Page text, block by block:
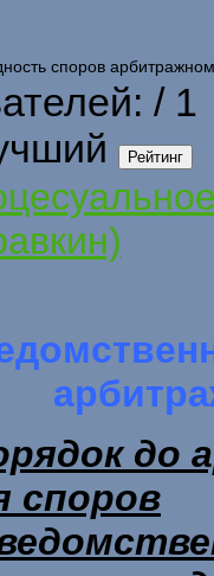
споров
/ 1
до
споров